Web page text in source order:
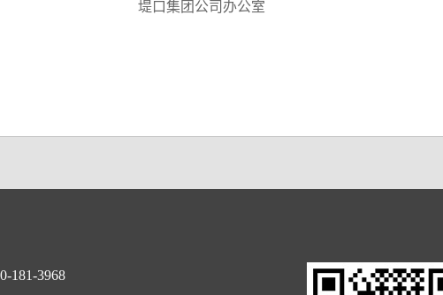
公司办公室
181-3968